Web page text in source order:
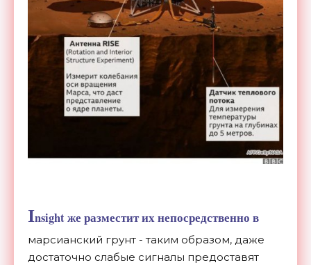
Insight же разместит их непосредственно в
марсианский грунт - таким образом, даже
достаточно слабые сигналы предоставят